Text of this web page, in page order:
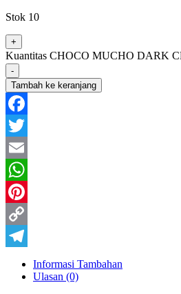
Stok 10
+
Kuantitas CHOCO MUCHO DARK
-
Tambah ke keranjang
Facebook
Twitter
Email
WhatsApp
Pinterest
Copy
Telegram
Informasi Tambahan
Ulasan (0)